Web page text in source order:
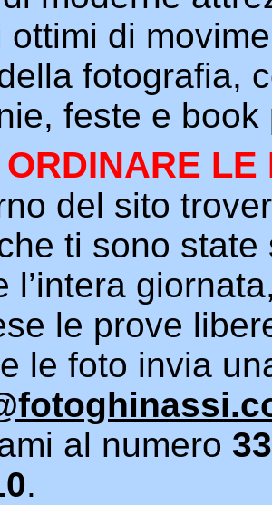
ottimi di
fotografia,
feste e book
LE
del sito
ti sono state
l’intera
le prove
le foto invia
al numero
.